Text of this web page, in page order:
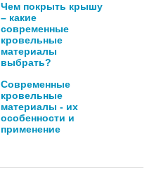
Чем покрыть крышу
– какие
современные
кровельные
материалы
выбрать?
Современные
кровельные
материалы - их
особенности и
применение